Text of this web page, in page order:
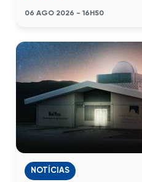
06 AGO 2026 - 16H50
NOTÍCIAS